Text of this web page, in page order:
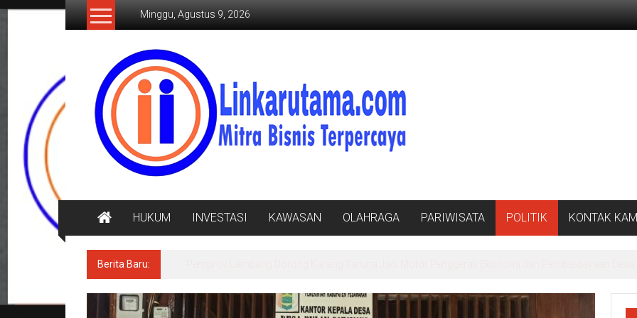
Lompat
Minggu, Agustus 9, 2026
LINKARUTAMA.COM
Mitra
Bisnis
Terpercaya
HUKUM INVESTASI KAWASAN OLAHRAGA PARIWISATA POLITIK KONTAK
Berita Baru: